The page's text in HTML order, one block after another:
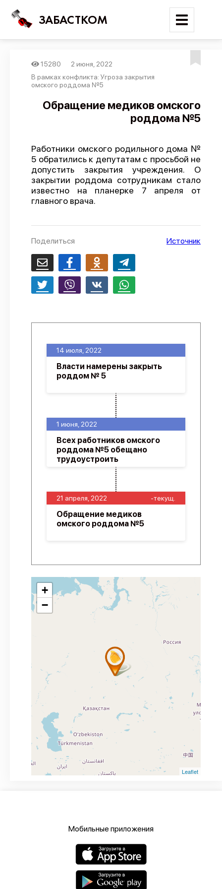
ЗАБАСТКОМ
Войти
Поиск
Трудовые конфликты
Отчеты
Предложить публикацию
Справочник
Политика конфиденциальности
15280
2 июня, 2022
В рамках конфликта: Угроза закрытия
омского роддома №5
Обращение медиков омского
роддома №5
Работники омского родильного дома №
5 обратились к депутатам с просьбой не
допустить закрытия учреждения. О
закрытии роддома сотрудникам стало
известно на планерке 7 апреля от
главного врача.
Поделиться Источник
21 апреля, 2022 -текущ.
Обращение медиков
омского роддома №5
1 июня, 2022
Всех работников омского
роддома №5 обещано
трудоустроить
14 июля, 2022
Власти намерены закрыть
роддом № 5
+
−
Leaflet
Мобильные приложения